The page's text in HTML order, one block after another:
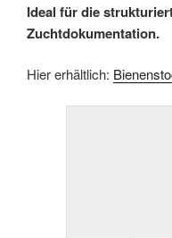
Ideal für die
Zuchtdokumentation.
Hier erhältlich: